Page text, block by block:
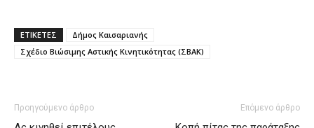
ΕΤΙΚΕΤΕΣ
Δήμος Καισαριανής
Σχέδιο Βιώσιμης Αστικής Κινητικότητας (ΣΒΑΚ)
Προηγούμενο άρθρο Επόμενο άρθρο